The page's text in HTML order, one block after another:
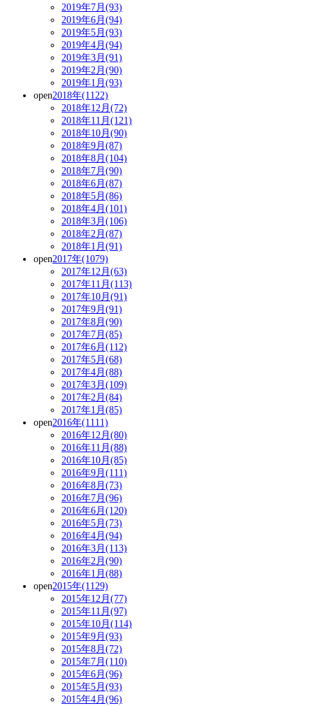
2019年7月(93)
2019年6月(94)
2019年5月(93)
2019年4月(94)
2019年3月(91)
2019年2月(90)
2019年1月(93)
open2018年(1122)
2018年12月(72)
2018年11月(121)
2018年10月(90)
2018年9月(87)
2018年8月(104)
2018年7月(90)
2018年6月(87)
2018年5月(86)
2018年4月(101)
2018年3月(106)
2018年2月(87)
2018年1月(91)
open2017年(1079)
2017年12月(63)
2017年11月(113)
2017年10月(91)
2017年9月(91)
2017年8月(90)
2017年7月(85)
2017年6月(112)
2017年5月(68)
2017年4月(88)
2017年3月(109)
2017年2月(84)
2017年1月(85)
open2016年(1111)
2016年12月(80)
2016年11月(88)
2016年10月(85)
2016年9月(111)
2016年8月(73)
2016年7月(96)
2016年6月(120)
2016年5月(73)
2016年4月(94)
2016年3月(113)
2016年2月(90)
2016年1月(88)
open2015年(1129)
2015年12月(77)
2015年11月(97)
2015年10月(114)
2015年9月(93)
2015年8月(72)
2015年7月(110)
2015年6月(96)
2015年5月(93)
2015年4月(96)